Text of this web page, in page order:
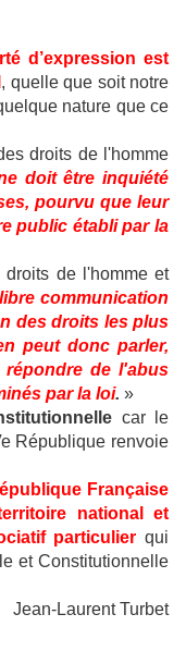
d’expression est
, quelle que soit notre
nature que ce
droits de l'homme
doit être inquiété
pourvu que leur
public établi par la
de l'homme et
communication
des droits les plus
peut donc parler,
répondre de l'abus
par la loi. »
car le
République renvoie
Française
national et
particulier qui
et Constitutionnelle
Jean-Laurent Turbet